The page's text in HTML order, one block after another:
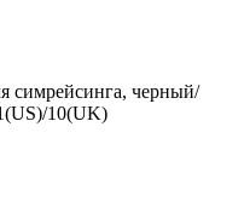
симрейсинга, черный/
10(UK)